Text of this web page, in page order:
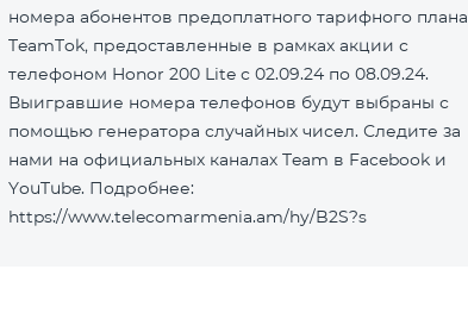
номера абонентов предоплатного тарифного плана
TeamTok, предоставленные в рамках акции с
телефоном Honor 200 Lite с 02.09.24 по 08.09.24.
Выигравшие номера телефонов будут выбраны с
помощью генератора случайных чисел. Следите за
нами на официальных каналах Team в Facebook и
YouTube. Подробнее:
https://www.telecomarmenia.am/hy/B2S?s